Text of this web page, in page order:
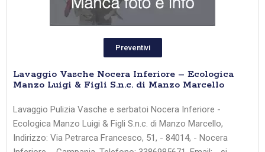
Preventivi
Lavaggio Vasche Nocera Inferiore – Ecologica
Manzo Luigi & Figli S.n.c. di Manzo Marcello
Lavaggio Pulizia Vasche e serbatoi Nocera Inferiore -
Ecologica Manzo Luigi & Figli S.n.c. di Manzo Marcello,
Indirizzo: Via Petrarca Francesco, 51, - 84014, - Nocera